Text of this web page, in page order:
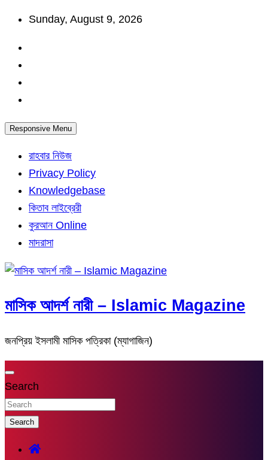
Skip
content
Sunday, August 9, 2026
Responsive Menu
রাহবার নিউজ
Privacy Policy
Knowledgebase
কিতাব লাইব্রেরী
কুরআন Online
মাদরাসা
মাসিক আদর্শ নারী – Islamic Magazine
জনপ্রিয় ইসলামী মাসিক পত্রিকা (ম্যাগাজিন)
Search
Search